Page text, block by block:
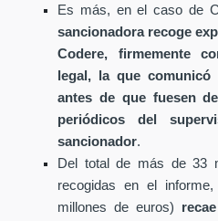
Es más, en el caso de
sancionadora recoge
Codere, firmemente
legal, la que
antes de que fuesen
periódicos del
sancionador.
Del total de más de 33
recogidas en el informe,
millones de euros)